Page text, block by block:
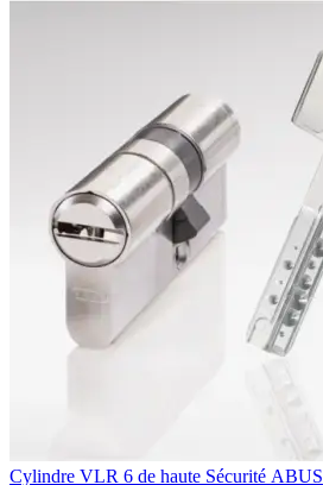
Cylindre VLR 6 de haute Sécurité ABUS